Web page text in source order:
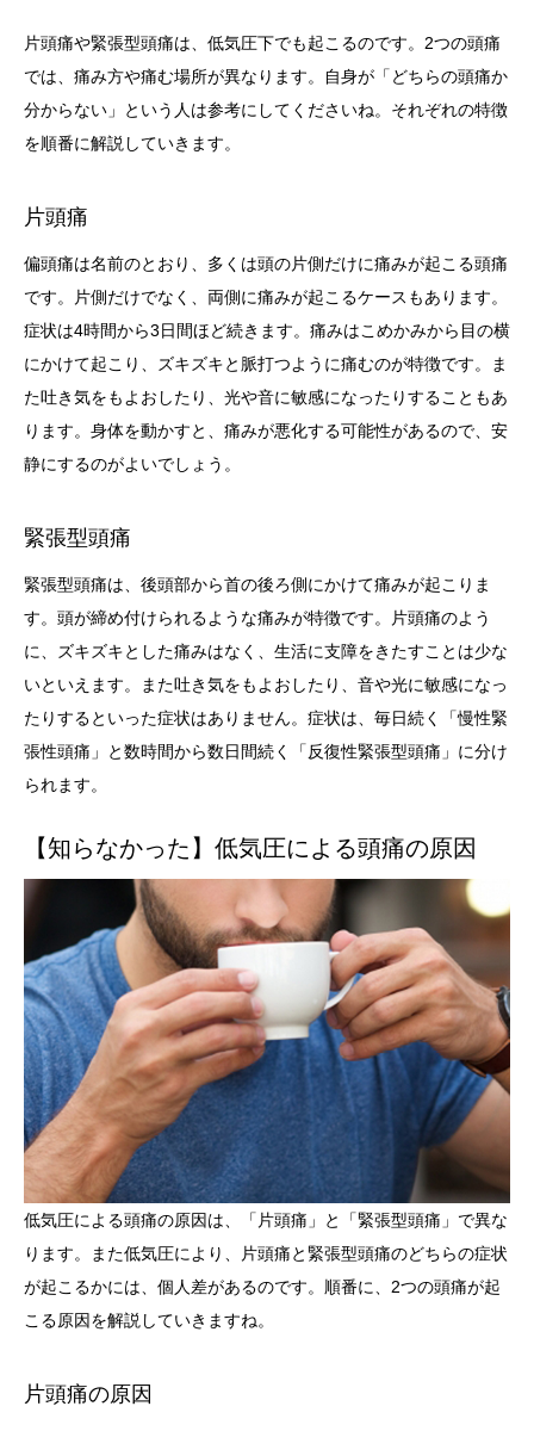
片頭痛や緊張型頭痛は、低気圧下でも起こるのです。2つの頭痛
では、痛み方や痛む場所が異なります。自身が「どちらの頭痛か
分からない」という人は参考にしてくださいね。それぞれの特徴
を順番に解説していきます。
片頭痛
偏頭痛は名前のとおり、多くは頭の片側だけに痛みが起こる頭痛
です。片側だけでなく、両側に痛みが起こるケースもあります。
症状は4時間から3日間ほど続きます。痛みはこめかみから目の横
にかけて起こり、ズキズキと脈打つように痛むのが特徴です。ま
た吐き気をもよおしたり、光や音に敏感になったりすることもあ
ります。身体を動かすと、痛みが悪化する可能性があるので、安
静にするのがよいでしょう。
緊張型頭痛
緊張型頭痛は、後頭部から首の後ろ側にかけて痛みが起こりま
す。頭が締め付けられるような痛みが特徴です。片頭痛のよう
に、ズキズキとした痛みはなく、生活に支障をきたすことは少な
いといえます。また吐き気をもよおしたり、音や光に敏感になっ
たりするといった症状はありません。症状は、毎日続く「慢性緊
張性頭痛」と数時間から数日間続く「反復性緊張型頭痛」に分け
られます。
【知らなかった】低気圧による頭痛の原因
低気圧による頭痛の原因は、「片頭痛」と「緊張型頭痛」で異な
ります。また低気圧により、片頭痛と緊張型頭痛のどちらの症状
が起こるかには、個人差があるのです。順番に、2つの頭痛が起
こる原因を解説していきますね。
片頭痛の原因